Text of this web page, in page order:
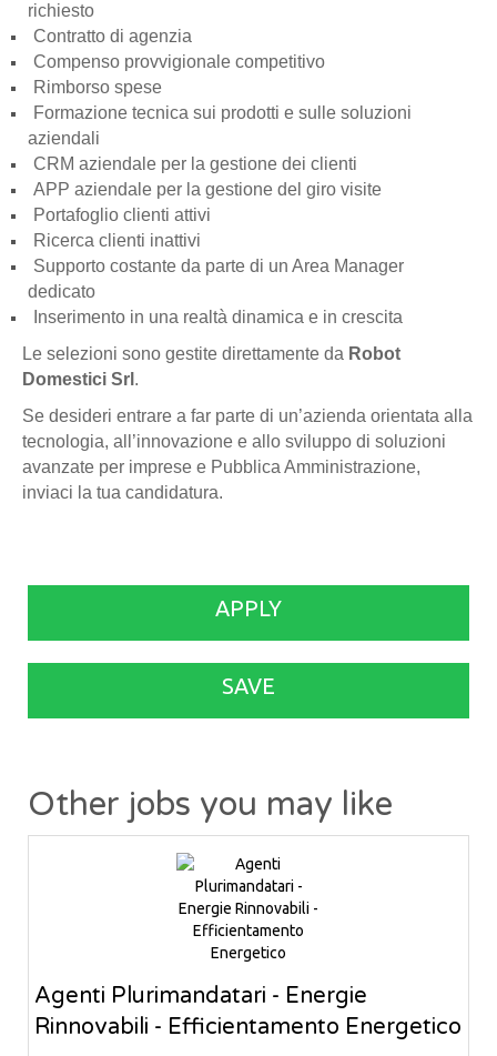
richiesto
Contratto di agenzia
Compenso provvigionale competitivo
Rimborso spese
Formazione tecnica sui prodotti e sulle soluzioni
aziendali
CRM aziendale per la gestione dei clienti
APP aziendale per la gestione del giro visite
Portafoglio clienti attivi
Ricerca clienti inattivi
Supporto costante da parte di un Area Manager
dedicato
Inserimento in una realtà dinamica e in crescita
Le selezioni sono gestite direttamente da Robot
Domestici Srl .
Se desideri entrare a far parte di un’azienda orientata alla
tecnologia, all’innovazione e allo sviluppo di soluzioni
avanzate per imprese e Pubblica Amministrazione,
inviaci la tua candidatura.
APPLY
SAVE
Other jobs you may like
Agenti Plurimandatari - Energie
Rinnovabili - Efficientamento Energetico